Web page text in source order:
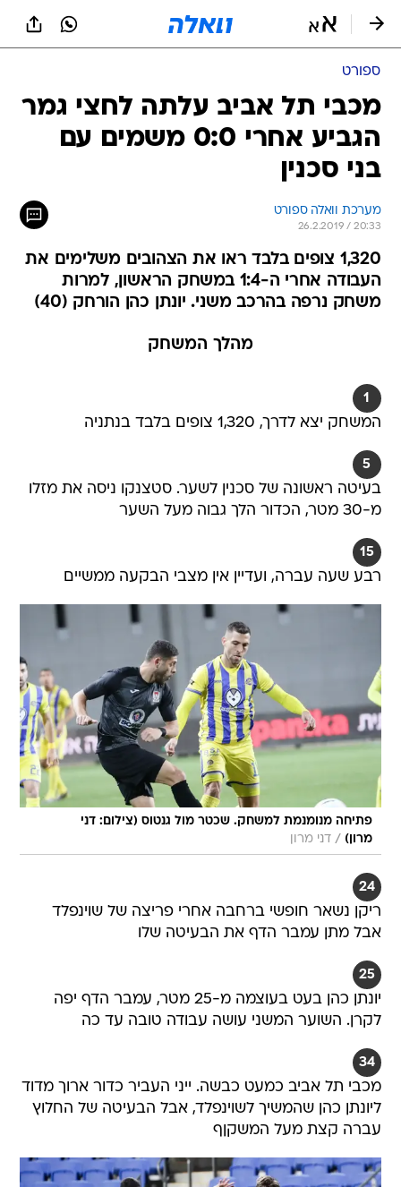
ספורט
מכבי תל אביב עלתה לחצי גמר
הגביע אחרי 0:0 משמים עם
בני סכנין
מערכת וואלה ספורט
26.2.2019 / 20:33
1,320 צופים בלבד ראו את הצהובים משלימים את
העבודה אחרי ה-1:4 במשחק הראשון, למרות
משחק נרפה בהרכב משני. יונתן כהן הורחק (40)
מהלך המשחק
1
המשחק יצא לדרך, 1,320 צופים בלבד בנתניה
5
בעיטה ראשונה של סכנין לשער. סטצנקו ניסה את מזלו
מ-30 מטר, הכדור הלך גבוה מעל השער
15
רבע שעה עברה, ועדיין אין מצבי הבקעה ממשיים
פתיחה מנומנמת למשחק. שכטר מול גנטוס (צילום: דני
מרון) / דני מרון
24
ריקן נשאר חופשי ברחבה אחרי פריצה של שוינפלד
אבל מתן עמבר הדף את הבעיטה שלו
25
יונתן כהן בעט בעוצמה מ-25 מטר, עמבר הדף יפה
לקרן. השוער המשני עושה עבודה טובה עד כה
34
מכבי תל אביב כמעט כבשה. ייני העביר כדור ארוך מדוד
ליונתן כהן שהמשיך לשוינפלד, אבל הבעיטה של החלוץ
עברה קצת מעל המשקןף